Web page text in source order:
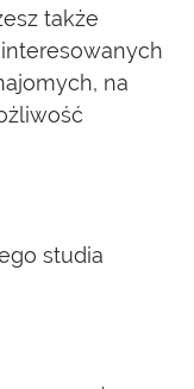
także
na
studia